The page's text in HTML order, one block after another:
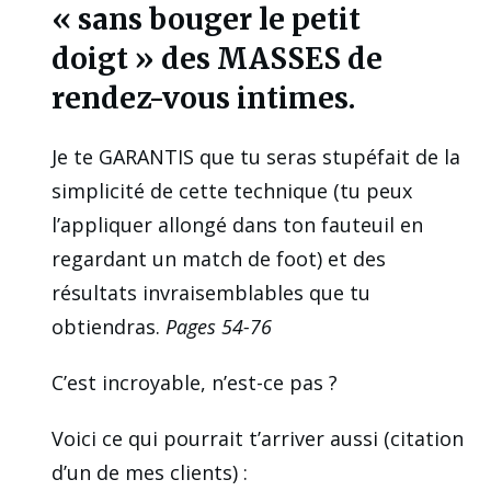
« sans bouger le petit
doigt » des MASSES de
rendez-vous intimes.
Je te GARANTIS que tu seras stupéfait de la
simplicité de cette technique (tu peux
l’appliquer allongé dans ton fauteuil en
regardant un match de foot) et des
résultats invraisemblables que tu
obtiendras. Pages 54-76
C’est incroyable, n’est-ce pas ?
Voici ce qui pourrait t’arriver aussi (citation
d’un de mes clients) :